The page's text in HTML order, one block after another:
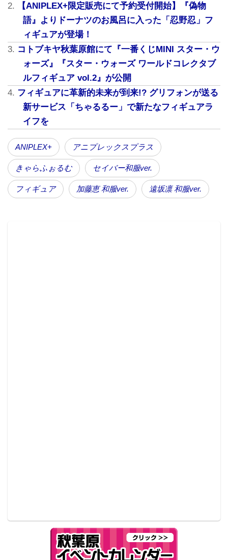
TVアニメ「冴えない彼女の育てかた」より『冴えない
ヒロイン』加藤恵が和服姿になって登場。キャラクタ
ー原案：深崎暮人描き下ろし美麗イラストを忠実に再
現。「どうしたの？」とこちらを見つめる恵の表情は
もちろん、桜や梅の花々が描かれた鮮やかな和服や胸
元の水色の帯揚げ・花飾りなどの小物も細部まで精細
に作り込まれている。
【ANIPLEX+限定販売にて予約受付開始】『偽物
語』よりドーナツのお風呂に入った「忍野忍」フ
ィギュアが登場！
コトブキヤ秋葉原館にて『一番くじMINI スター・ウ
ォーズ』『スター・ウォーズ ワールドコレクタブ
ルフィギュア vol.2』が公開
フィギュアに革新的未来が到来!? グリフォンが送る
新サービス「ちゃるるー」で新たなフィギュアラ
イフを
ANIPLEX+ アニプレックスプラス
きゃらふぉるむ セイバー和服ver.
フィギュア 加藤恵 和服ver. 遠坂凛 和服ver.